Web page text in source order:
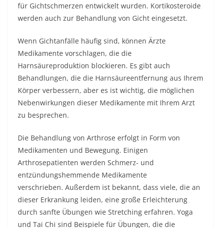
für Gichtschmerzen entwickelt wurden. Kortikosteroide
werden auch zur Behandlung von Gicht eingesetzt.
Wenn Gichtanfälle häufig sind, können Ärzte
Medikamente vorschlagen, die die
Harnsäureproduktion blockieren. Es gibt auch
Behandlungen, die die Harnsäureentfernung aus Ihrem
Körper verbessern, aber es ist wichtig, die möglichen
Nebenwirkungen dieser Medikamente mit Ihrem Arzt
zu besprechen.
Die Behandlung von Arthrose erfolgt in Form von
Medikamenten und Bewegung. Einigen
Arthrosepatienten werden Schmerz- und
entzündungshemmende Medikamente
verschrieben. Außerdem ist bekannt, dass viele, die an
dieser Erkrankung leiden, eine große Erleichterung
durch sanfte Übungen wie Stretching erfahren. Yoga
und Tai Chi sind Beispiele für Übungen, die die